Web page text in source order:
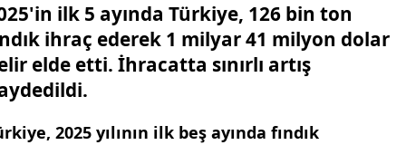
ilk 5 ayında Türkiye, 126 bin ton
ihraç ederek 1 milyar 41 milyon dolar
elde etti. İhracatta sınırlı artış
2025 yılının ilk beş ayında fındık